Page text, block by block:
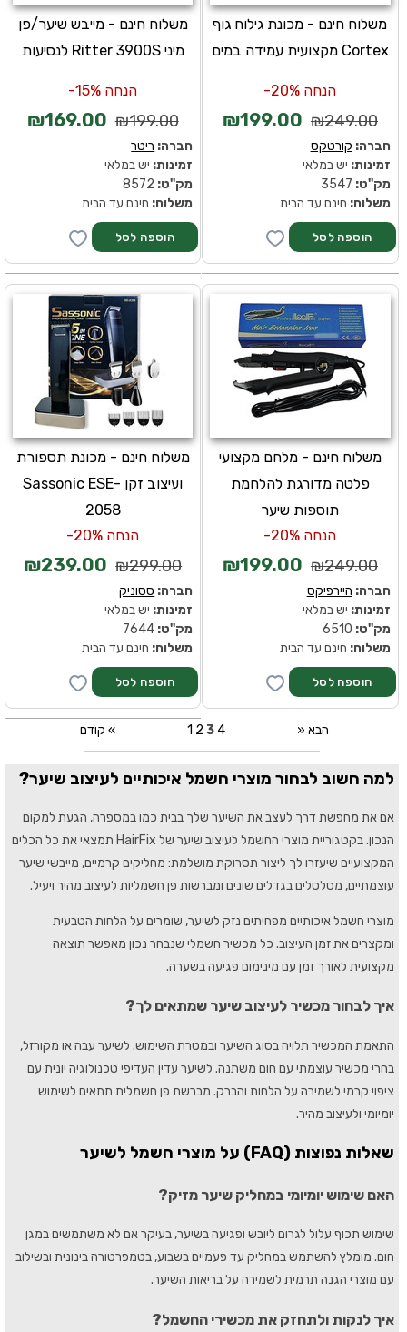
משלוח חינם - מייבש שיער/פן
מיני Ritter 3900S לנסיעות
הנחה 15%-
₪199.00
₪169.00
חברה: ריטר
זמינות: יש במלאי
מק''ט:
משלוח: חינם עד הבית
משלוח חינם - מכונת גילוח גוף
Cortex מקצועית עמידה במים
הנחה 20%-
₪249.00
₪199.00
חברה: קורטקס
זמינות: יש במלאי
מק''ט:
משלוח: חינם עד הבית
משלוח חינם - מכונת תספורת
ועיצוב זקן Sassonic ESE-
2058
הנחה 20%-
₪299.00
₪239.00
חברה: ססוניק
זמינות: יש במלאי
מק''ט:
משלוח: חינם עד הבית
משלוח חינם - מלחם מקצועי
פלטה מדורגת להלחמת
תוספות שיער
הנחה 20%-
₪249.00
₪199.00
חברה: היירפיקס
זמינות: יש במלאי
מק''ט:
משלוח: חינם עד הבית
קודם « 1 2 34 » הבא
למה חשוב לבחור מוצרי חשמל איכותיים לעיצוב שיער?
אם את מחפשת דרך לעצב את השיער שלך בבית כמו במספרה, הגעת למקום
הנכון. בקטגוריית מוצרי החשמל לעיצוב שיער של HairFix תמצאי את כל הכלים
המקצועיים שיעזרו לך ליצור תסרוקת מושלמת: מחליקים קרמיים, מייבשי שיער
עוצמתיים, מסלסלים בגדלים שונים ומברשות פן חשמליות לעיצוב מהיר ויעיל.
מוצרי חשמל איכותיים מפחיתים נזק לשיער, שומרים על הלחות הטבעית
ומקצרים את זמן העיצוב. כל מכשיר חשמלי שנבחר נכון מאפשר תוצאה
מקצועית לאורך זמן עם מינימום פגיעה בשערה.
איך לבחור מכשיר לעיצוב שיער שמתאים לך?
התאמת המכשיר תלויה בסוג השיער ובמטרת השימוש. לשיער עבה או מקורזל,
בחרי מכשיר עוצמתי עם חום משתנה. לשיער עדין העדיפי טכנולוגיה יונית עם
ציפוי קרמי לשמירה על הלחות והברק. מברשת פן חשמלית תתאים לשימוש
יומיומי ולעיצוב מהיר.
שאלות נפוצות (FAQ) על מוצרי חשמל לשיער
האם שימוש יומיומי במחליק שיער מזיק?
שימוש תכוף עלול לגרום ליובש ופגיעה בשיער, בעיקר אם לא משתמשים במגן
חום. מומלץ להשתמש במחליק עד פעמיים בשבוע, בטמפרטורה בינונית ובשילוב
עם מוצרי הגנה תרמית לשמירה על בריאות השיער.
איך לנקות ולתחזק את מכשירי החשמל?